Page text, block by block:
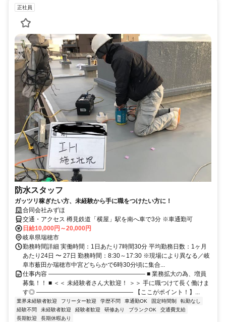
正社員
防水スタッフ
ガッツリ稼ぎたい方、未経験から手に職をつけたい方に！
合同会社みずほ
交通・アクセス 樽見鉄道「横屋」駅を南へ車で3分 ※車通勤可
日給10,000円～20,000円
岐阜県瑞穂市
勤務時間詳細 実働時間：1日あたり7時間30分 平均勤務日数：1ヶ月
あたり24日 〜 27日 勤務時間：8:30～17:30 ※現場により異なる／岐
阜市薮田か瑞穂市中宮どちらかで6時30分頃に集合...
仕事内容 ―――――――――――――――― ■ 業務拡大の為、増員
募集！！ ■ ＜＜ 未経験者さん大歓迎！ ＞＞ 手に職つけて長く働けま
す◎ ―――――――――――――――― 【ここがポイント！】...
業界未経験者歓迎 フリーター歓迎 学歴不問 車通勤OK 固定時間制
転勤なし
経験不問
未経験者歓迎 経験者歓迎 研修あり ブランクOK
交通費支給
長期歓迎
長期休暇あり